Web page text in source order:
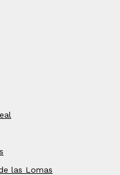
las Lomas